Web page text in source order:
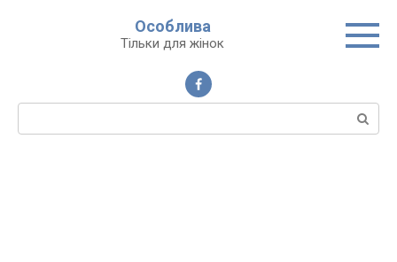
Особлива
Тільки для жінок
Пошук: